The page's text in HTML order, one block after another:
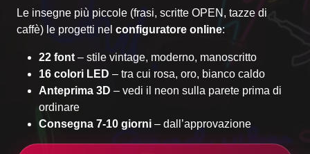
Le insegne più piccole (frasi, scritte OPEN, tazze di
caffè) le progetti nel configuratore online:
22 font – stile vintage, moderno, manoscritto
16 colori LED – tra cui rosa, oro, bianco caldo
Anteprima 3D – vedi il neon sulla parete prima di
ordinare
Consegna 7-10 giorni – dall’approvazione